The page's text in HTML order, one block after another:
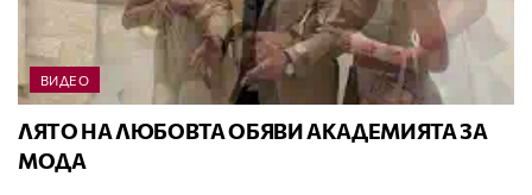
ВИДЕО
ЛЯТО НА ЛЮБОВТА ОБЯВИ АКАДЕМИЯТА ЗА
МОДА